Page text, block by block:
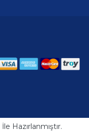
İle Hazırlanmıştır.